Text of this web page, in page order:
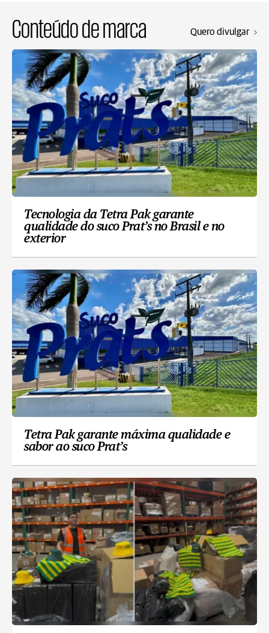
Conteúdo de marca Quero divulgar
Tecnologia da Tetra Pak garante
qualidade do suco Prat’s no Brasil e no
exterior
Tetra Pak garante máxima qualidade e
sabor ao suco Prat’s